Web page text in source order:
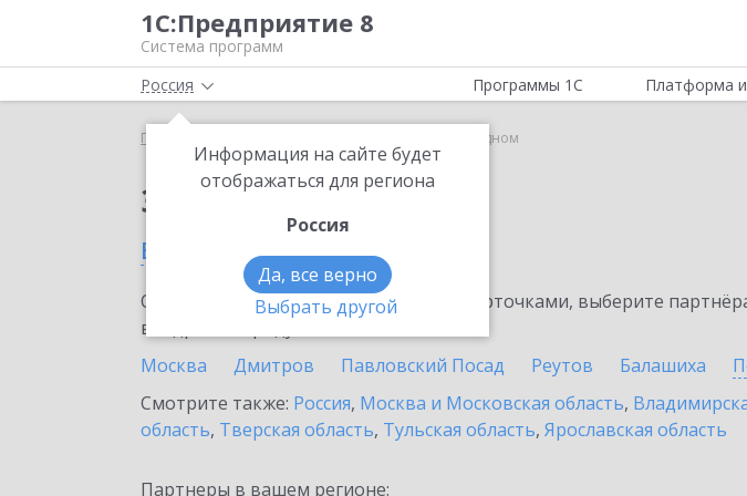
1С:Предприятие 8
Система программ
Россия
Информация на сайте будет
отображаться для региона
Россия
Да, все верно
Выбрать другой
Программы 1С Платформа
Главная 1С-ЭДО в Видном
Заказать 1С-ЭДО
в Видном
Ознакомьтесь с информационными карточками, выберите
внедрение продукта.
Москва
Дмитров Павловский Посад Реутов Балашиха
Смотрите также: Россия, Москва и Московская область,
область, Тверская область, Тульская область, Ярославская область
Партнеры в вашем регионе: